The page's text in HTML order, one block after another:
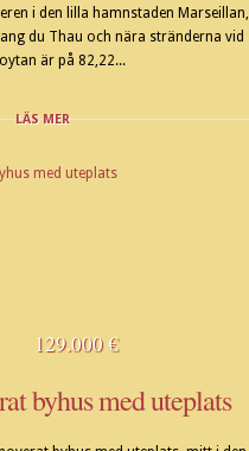
i den lilla hamnstaden Marseillan,
du Thau och nära stränderna vid
är på 82,22...
LÄS MER
129.000 €
byhus med uteplats